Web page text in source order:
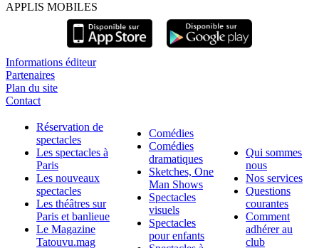
APPLIS MOBILES
Informations éditeur
Partenaires
Plan du site
Contact
Réservation de
spectacles
Les spectacles à
Paris
Les nouveaux
spectacles
Les théâtres sur
Paris et banlieue
Le Magazine
Tatouvu.mag
Comédies
Comédies
dramatiques
Sketches, One
Man Shows
Spectacles
visuels
Spectacles
pour enfants
Qui sommes
nous
Nos services
Questions
courantes
Comment
adhérer au
club